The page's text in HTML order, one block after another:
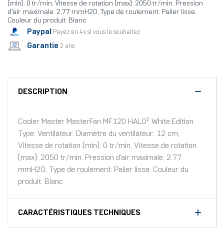
(min): 0 tr/min, Vitesse de rotation (max): 2050 tr/min, Pression
d'air maximale: 2,77 mmH2O, Type de roulement: Palier lisse.
Couleur du produit: Blanc
Paypal Payez en 4x si vous le souhaitez
Garantie 2 ans
DESCRIPTION
Cooler Master MasterFan MF120 HALO² White Edition.
Type: Ventilateur, Diamètre du ventilateur: 12 cm,
Vitesse de rotation (min): 0 tr/min, Vitesse de rotation
(max): 2050 tr/min, Pression d'air maximale: 2,77
mmH2O, Type de roulement: Palier lisse. Couleur du
produit: Blanc
CARACTÉRISTIQUES TECHNIQUES